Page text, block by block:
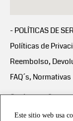
Este sitio web usa
- POLÍTICAS DE
Políticas de
Reembolso,
FAQ´s, Normativas
Scalapay: